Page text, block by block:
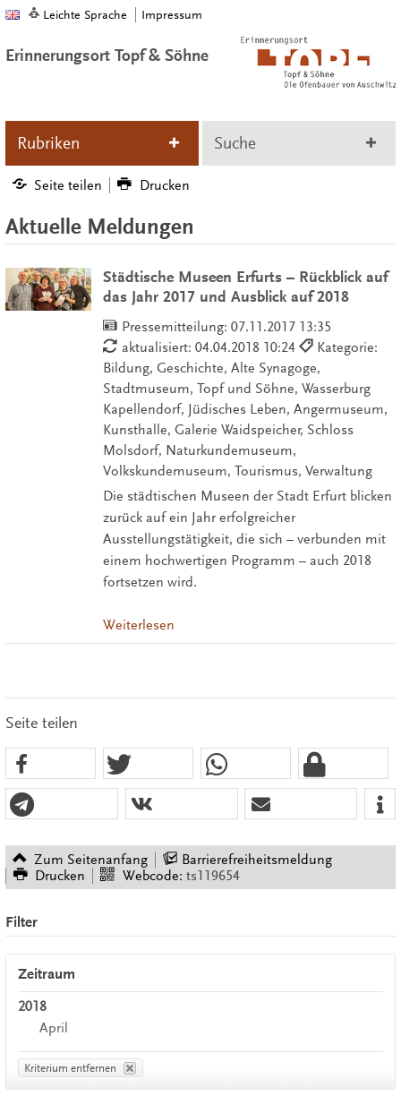
Leichte Sprache Impressum
Erinnerungsort Topf & Söhne
Rubriken Suche
Seite teilen Drucken
Aktuelle Meldungen
Städtische Museen Erfurts – Rückblick auf
das Jahr 2017 und Ausblick auf 2018
Pressemitteilung: 07.11.2017 13:35
aktualisiert: 04.04.2018 10:24
Kategorie:
Bildung, Geschichte, Alte Synagoge,
Stadtmuseum, Topf und Söhne, Wasserburg
Kapellendorf, Jüdisches Leben, Angermuseum,
Kunsthalle, Galerie Waidspeicher, Schloss
Molsdorf, Naturkundemuseum,
Volkskundemuseum, Tourismus, Verwaltung
Die städtischen Museen der Stadt Erfurt blicken
zurück auf ein Jahr erfolgreicher
Ausstellungstätigkeit, die sich – verbunden mit
einem hochwertigen Programm – auch 2018
fortsetzen wird.
Weiterlesen
Seite teilen
Zum Seitenanfang
Barrierefreiheitsmeldung
Drucken
Webcode: ts119654
Filter
Zeitraum
2018
April
Kriterium entfernen